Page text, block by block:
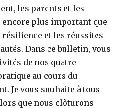
les parents et les
encore plus important que
et les réussites
Dans ce bulletin, vous
de nos quatre
au cours du
Je vous souhaite à tous
que nous clôturons